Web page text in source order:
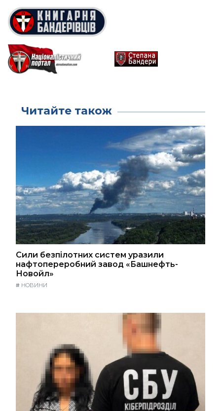
Читайте також
Сили безпілотних систем уразили
нафтопереробний завод «Башнефть-
Новойл»
# НОВИНИ